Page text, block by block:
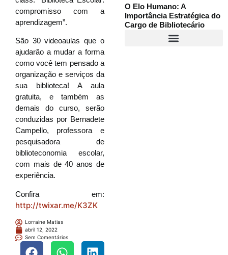
compromisso com a
aprendizagem”.
São 30 videoaulas que o
ajudarão a mudar a forma
como você tem pensado a
organização e serviços da
sua biblioteca! A aula
gratuita, e também as
demais do curso, serão
conduzidas por Bernadete
Campello, professora e
pesquisadora de
biblioteconomia escolar,
com mais de 40 anos de
experiência.
Confira em:
http://twixar.me/K3ZK
Lorraine Matias
abril 12, 2022
Sem Comentários
O Elo Humano: A
Importância Estratégica do
Cargo de Bibliotecário